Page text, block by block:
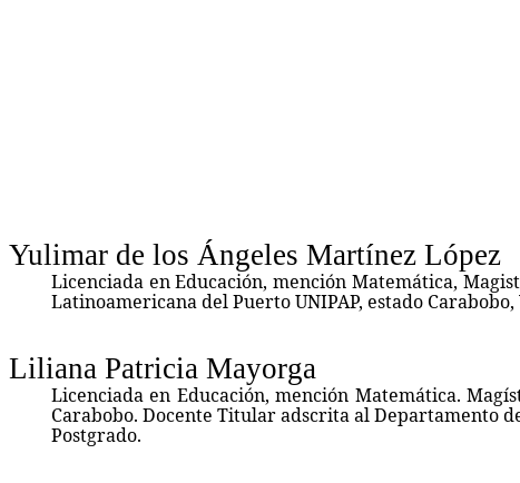
Yulimar de los Ángeles Martínez López
Licenciada en Educación, mención Matemática,
Latinoamericana del Puerto UNIPAP, estado Carabobo,
Liliana Patricia Mayorga
Licenciada en Educación, mención Matemática.
Carabobo. Docente Titular adscrita al Departamento
Postgrado.